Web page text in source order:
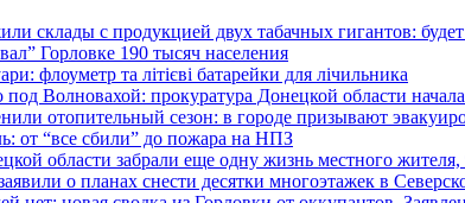
склады с продукцией двух табачных гигантов:
Горловке 190 тысяч населения
флоуметр та літієві батарейки для лічильника
под Волновахой: прокуратура Донецкой области
отопительный сезон: в городе призывают
от “все сбили” до пожара на НПЗ
области забрали еще одну жизнь местного
о планах снести десятки многоэтажек в